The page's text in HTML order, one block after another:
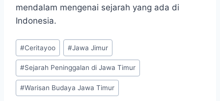
mendalam mengenai sejarah yang ada di
Indonesia.
Post
Tags:
#Ceritayoo #Jawa Jimur
#Sejarah Peninggalan di Jawa Timur
#Warisan Budaya Jawa Timur